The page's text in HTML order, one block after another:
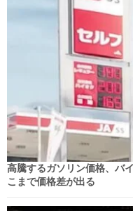
高騰するガソリン価格、バ
こまで価格差が出る